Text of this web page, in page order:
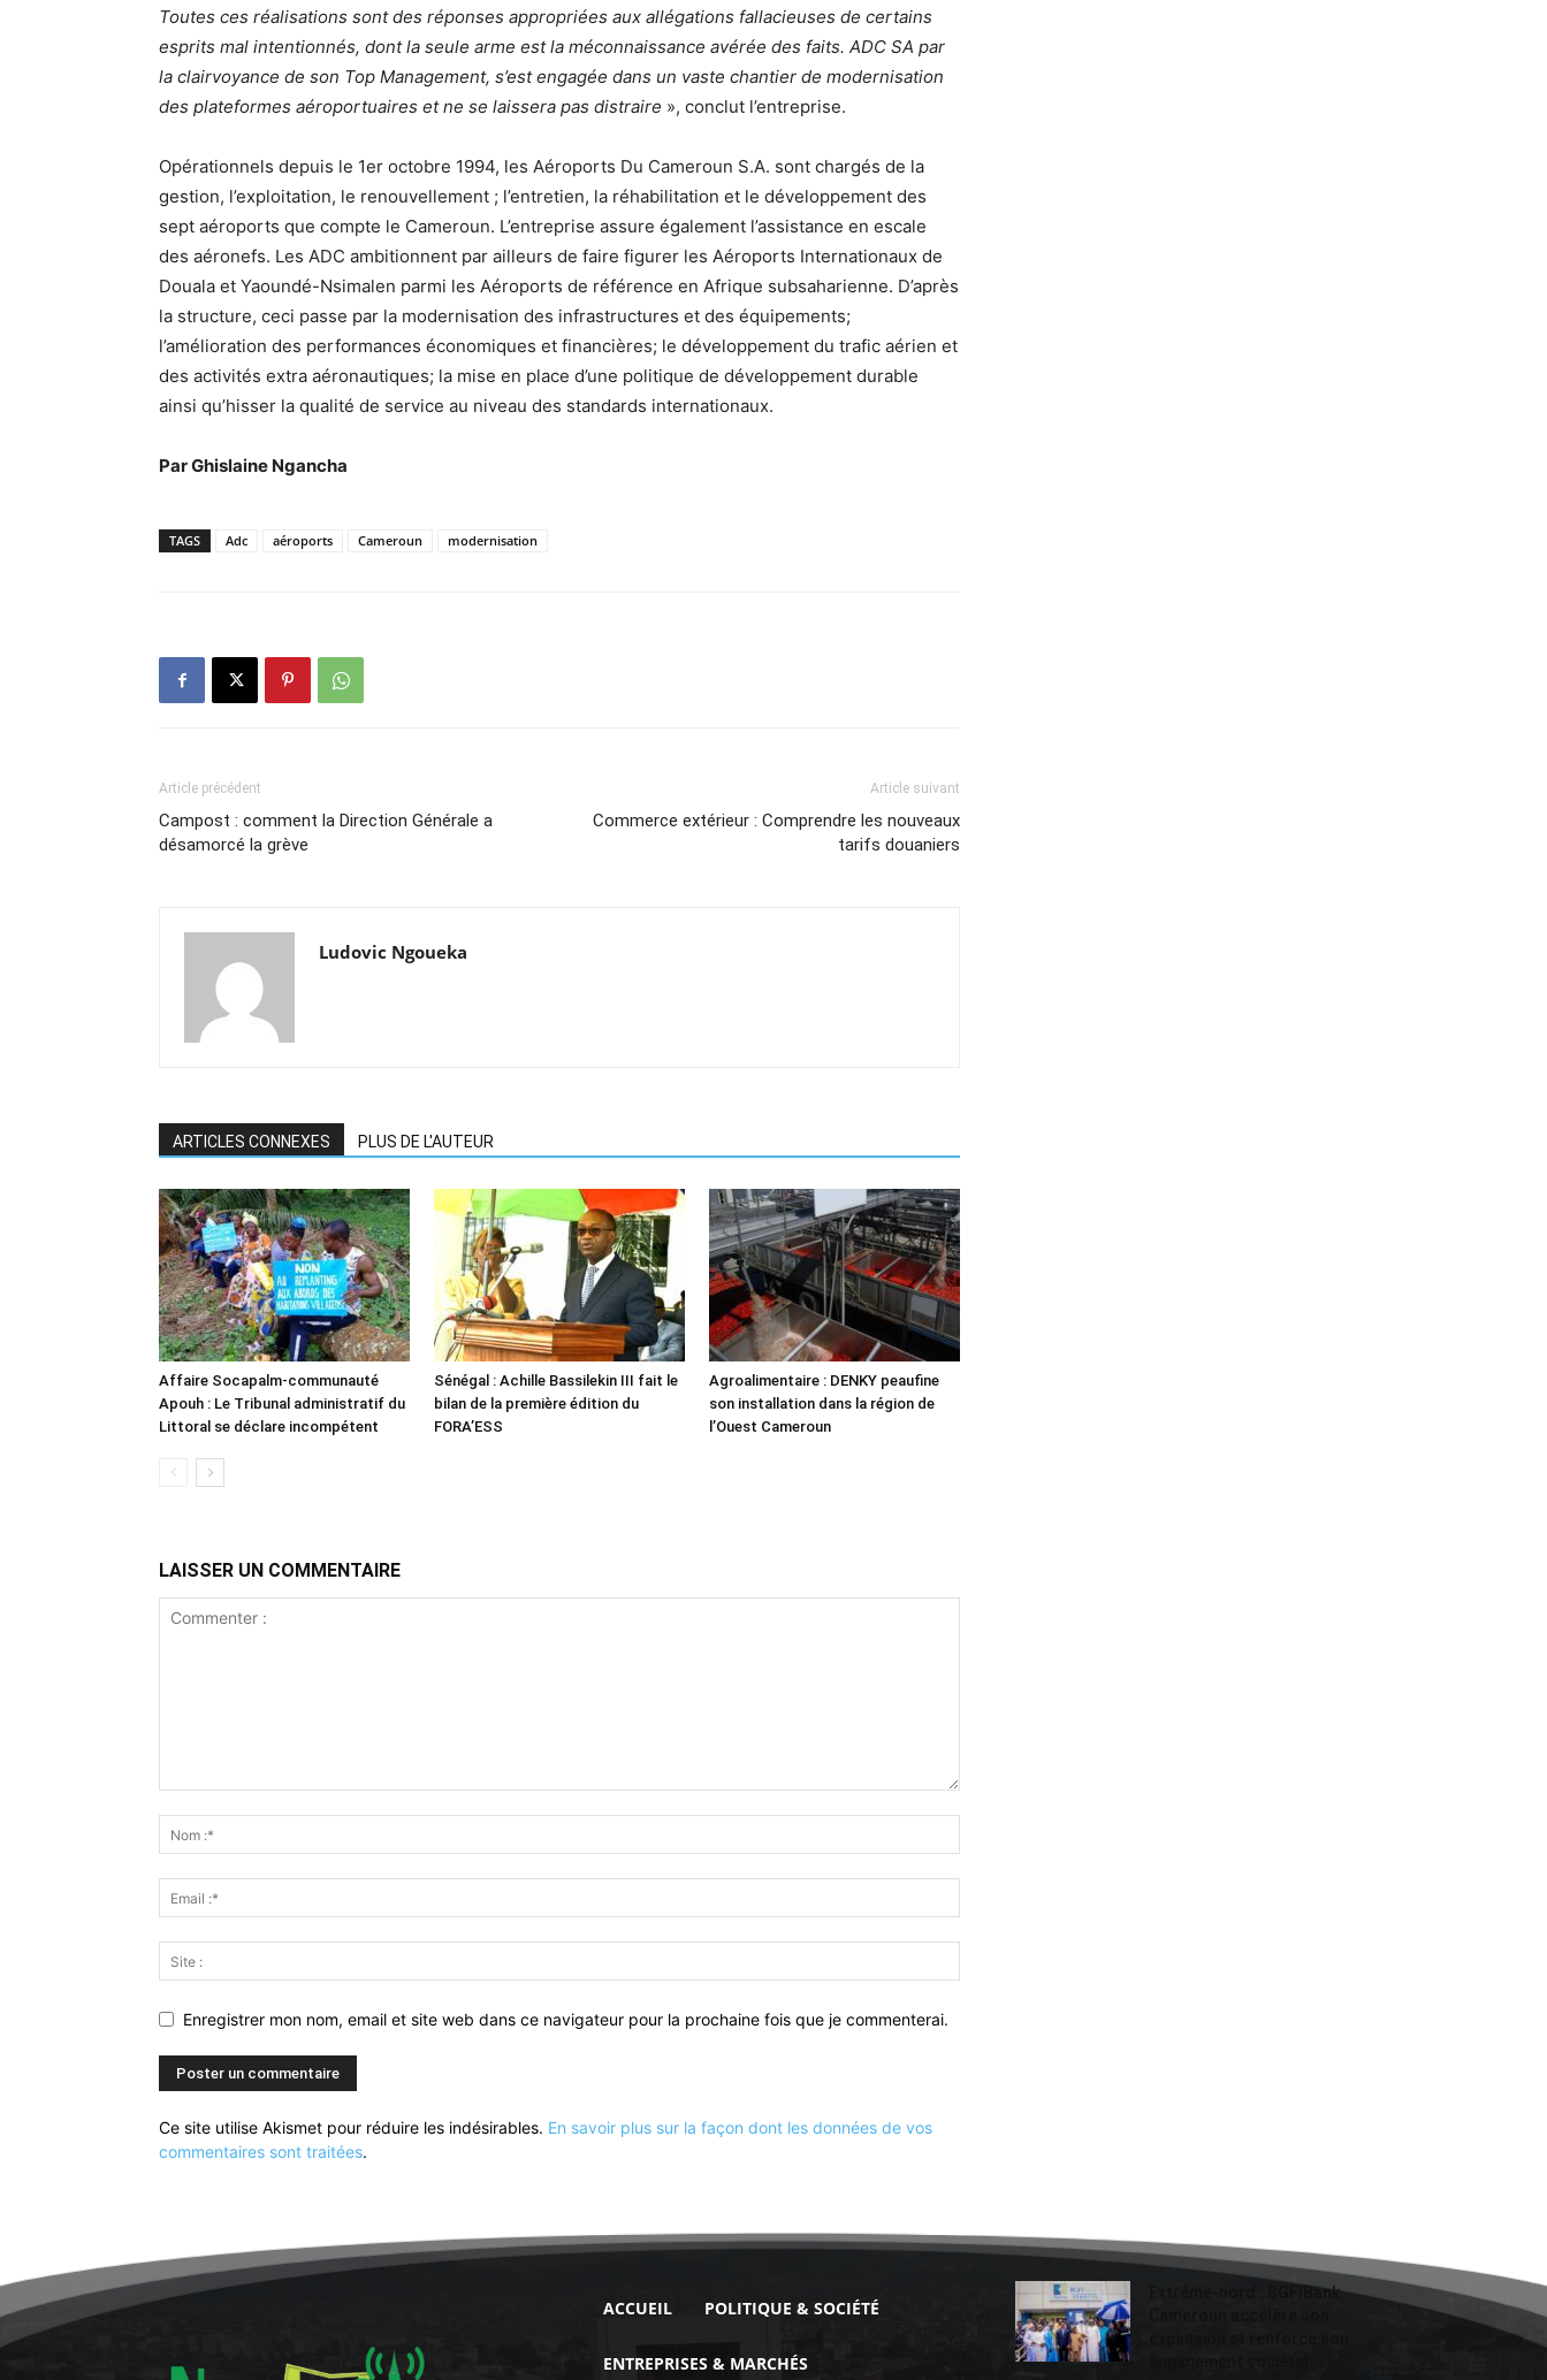
Toutes ces réalisations sont des réponses appropriées aux allégations fallacieuses de certains
esprits mal intentionnés, dont la seule arme est la méconnaissance avérée des faits. ADC SA par
la clairvoyance de son Top Management, s’est engagée dans un vaste chantier de modernisation
des plateformes aéroportuaires et ne se laissera pas distraire », conclut l’entreprise.
Opérationnels depuis le 1er octobre 1994, les Aéroports Du Cameroun S.A. sont chargés de la
gestion, l’exploitation, le renouvellement ; l’entretien, la réhabilitation et le développement des
sept aéroports que compte le Cameroun. L’entreprise assure également l’assistance en escale
des aéronefs. Les ADC ambitionnent par ailleurs de faire figurer les Aéroports Internationaux de
Douala et Yaoundé-Nsimalen parmi les Aéroports de référence en Afrique subsaharienne. D’après
la structure, ceci passe par la modernisation des infrastructures et des équipements;
l’amélioration des performances économiques et financières; le développement du trafic aérien et
des activités extra aéronautiques; la mise en place d’une politique de développement durable
ainsi qu’hisser la qualité de service au niveau des standards internationaux.
Par Ghislaine Ngancha
TAGS Adc aéroports Cameroun modernisation
Article précédent
Campost : comment la Direction Générale a
désamorcé la grève
Article suivant
Commerce extérieur : Comprendre les nouveaux
tarifs douaniers
Ludovic Ngoueka
ARTICLES CONNEXES PLUS DE L'AUTEUR
Affaire Socapalm-communauté
Apouh : Le Tribunal administratif du
Littoral se déclare incompétent
Sénégal : Achille Bassilekin III fait le
bilan de la première édition du
FORA’ESS
Agroalimentaire : DENKY peaufine
son installation dans la région de
l’Ouest Cameroun
LAISSER UN COMMENTAIRE
Enregistrer mon nom, email et site web dans ce navigateur pour la prochaine fois que je commenterai.
Ce site utilise Akismet pour réduire les indésirables. En savoir plus sur la façon dont les données de vos
commentaires sont traitées.
ACCUEIL POLITIQUE & SOCIÉTÉ
ENTREPRISES & MARCHÉS
Extrême-nord : BGFIBank